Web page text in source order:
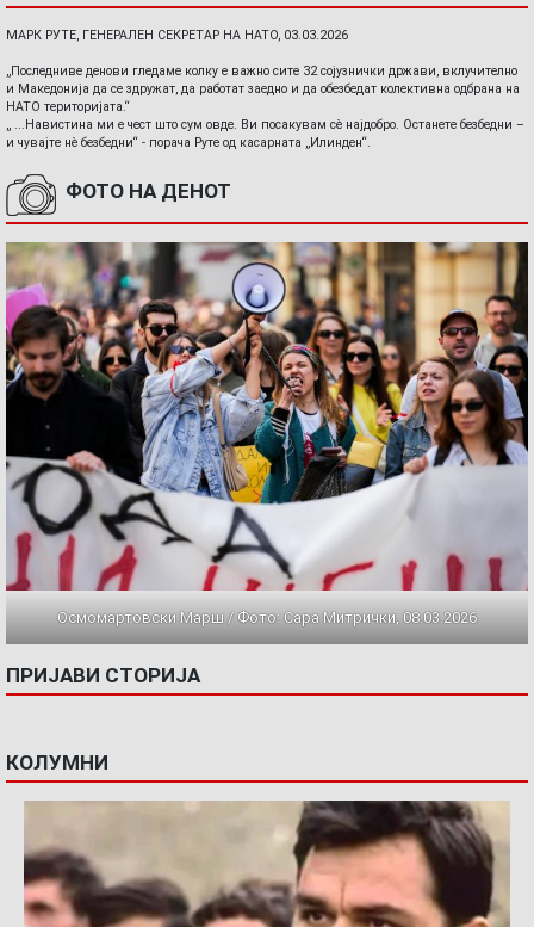
МАРК РУТЕ, ГЕНЕРАЛЕН СЕКРЕТАР НА НАТО, 03.03.2026
„Последниве денови гледаме колку е важно сите 32 сојузнички држави, вклучително
и Македонија да се здружат, да работат заедно и да обезбедат колективна одбрана на
НАТО територијата.“
„ ...Навистина ми е чест што сум овде. Ви посакувам сè најдобро. Останете безбедни –
и чувајте нè безбедни“ - порача Руте од касарната „Илинден“.
ФОТО НА ДЕНОТ
Осмомартовски Марш / Фото: Сара Митрички, 08.03.2026
ПРИЈАВИ СТОРИЈА
КОЛУМНИ